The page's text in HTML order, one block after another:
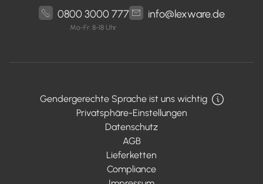
0800 3000 777
Mo-Fr: 8-18 Uhr
info@lexware.de
Privatsphäre-Einstellungen
Datenschutz
AGB
Lieferketten
Compliance
Gendergerechte Sprache ist uns wichtig